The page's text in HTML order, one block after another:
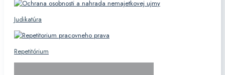
Judikatúra
Repetitórium